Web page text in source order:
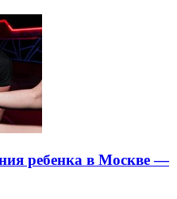
ребенка в Москве —